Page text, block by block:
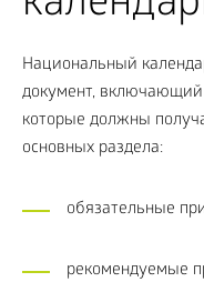
Национальный
документ,
которые должны
основных раздела:
обязательные
рекомендуемые